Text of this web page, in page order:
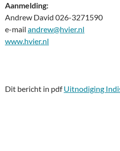
Aanmelding:
Andrew David 026-3271590
e-mail andrew@hvier.nl
www.hvier.nl
Dit bericht in pdfUitnodiging